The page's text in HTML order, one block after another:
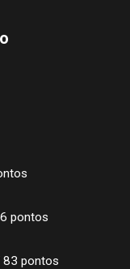
pontos
83 pontos